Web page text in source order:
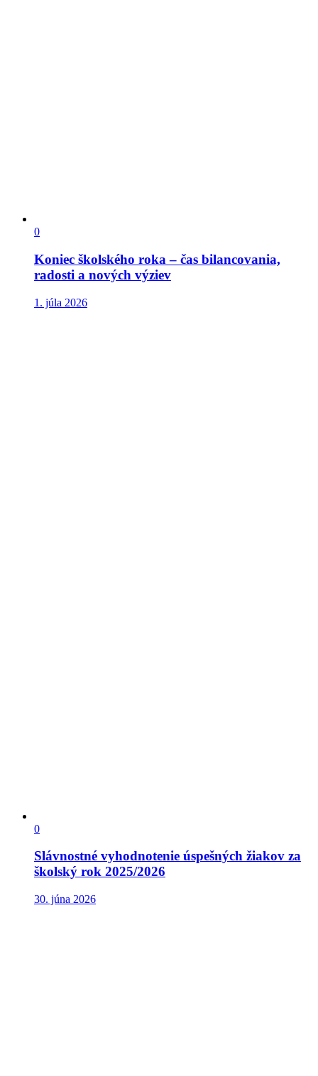
0
Koniec školského roka – čas bilancovania,
radosti a nových výziev
1. júla 2026
0
Slávnostné vyhodnotenie úspešných žiakov za
školský rok 2025/2026
30. júna 2026